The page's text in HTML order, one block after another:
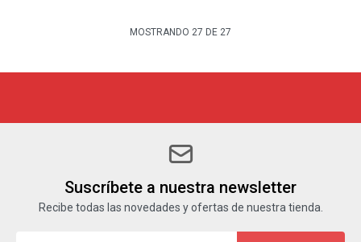
MOSTRANDO 27 DE 27
Suscríbete a nuestra newsletter
Recibe todas las novedades y ofertas de nuestra tienda.